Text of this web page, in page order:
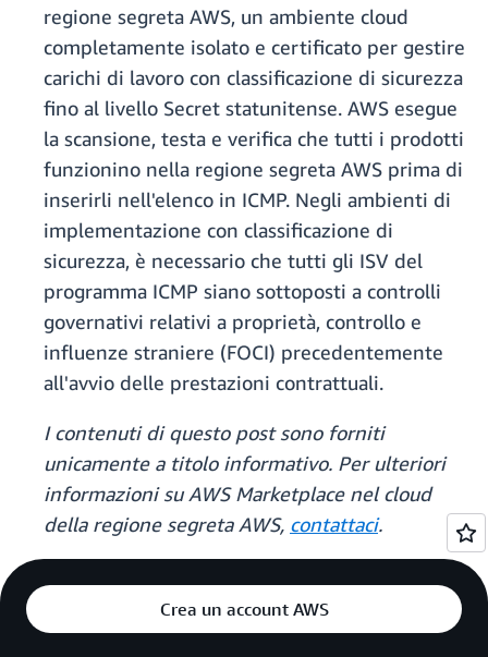
regione segreta AWS, un ambiente cloud
completamente isolato e certificato per gestire
carichi di lavoro con classificazione di sicurezza
fino al livello Secret statunitense. AWS esegue
la scansione, testa e verifica che tutti i prodotti
funzionino nella regione segreta AWS prima di
inserirli nell'elenco in ICMP. Negli ambienti di
implementazione con classificazione di
sicurezza, è necessario che tutti gli ISV del
programma ICMP siano sottoposti a controlli
governativi relativi a proprietà, controllo e
influenze straniere (FOCI) precedentemente
all'avvio delle prestazioni contrattuali.
I contenuti di questo post sono forniti
unicamente a titolo informativo. Per ulteriori
informazioni su AWS Marketplace nel cloud
della regione segreta AWS, contattaci.
Crea un account AWS